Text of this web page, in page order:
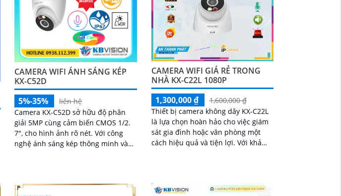
CAMERA WIFI ÁNH SÁNG KÉP
KX-C52D
5%-35%
liên hệ
Camera KX-C52D sở hữu độ phân
giải 5MP cùng cảm biến CMOS 1/2.
7", cho hình ảnh rõ nét. Với công
nghệ ánh sáng kép thông minh và
CAMERA WIFI GIÁ RẺ TRONG
NHÀ KX-C22L 1080P
1,300,000 ₫
1,600,000 ₫
Thiết bị camera không dây KX-C22L
là lựa chọn hoàn hảo cho việc giám
sát gia đình hoặc văn phòng một
cách hiệu quả và tiện lợi. Với khả
động